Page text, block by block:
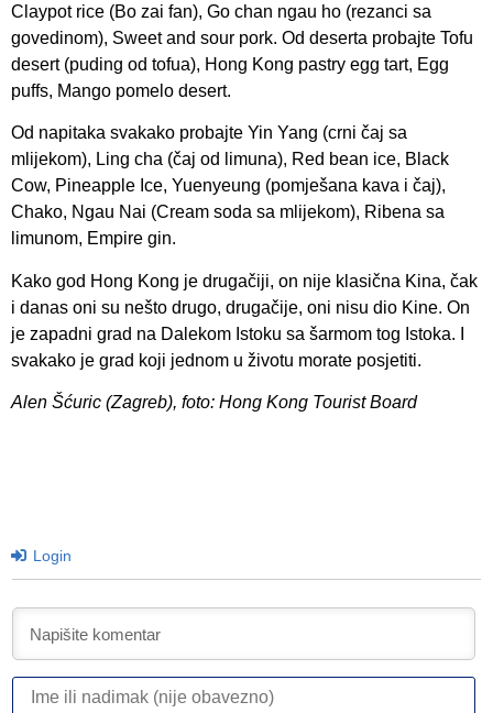
Claypot rice (Bo zai fan), Go chan ngau ho (rezanci sa
govedinom), Sweet and sour pork. Od deserta probajte Tofu
desert (puding od tofua), Hong Kong pastry egg tart, Egg
puffs, Mango pomelo desert.
Od napitaka svakako probajte Yin Yang (crni čaj sa
mlijekom), Ling cha (čaj od limuna), Red bean ice, Black
Cow, Pineapple Ice, Yuenyeung (pomješana kava i čaj),
Chako, Ngau Nai (Cream soda sa mlijekom), Ribena sa
limunom, Empire gin.
Kako god Hong Kong je drugačiji, on nije klasična Kina, čak
i danas oni su nešto drugo, drugačije, oni nisu dio Kine. On
je zapadni grad na Dalekom Istoku sa šarmom tog Istoka. I
svakako je grad koji jednom u životu morate posjetiti.
Alen Šćuric (Zagreb), foto: Hong Kong Tourist Board
Login